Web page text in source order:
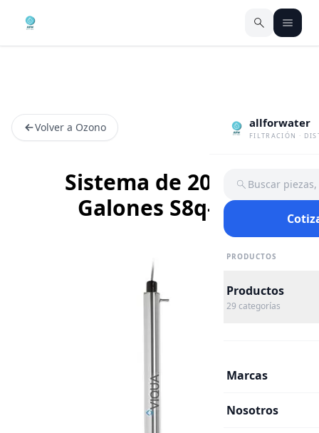
allforwater
FILTRACIÓN ·
Buscar
PRODUCTOS
Productos
29 categorías
Marcas
Nosotros
Volver a Ozono
Sistema de 20.000
Galones S8q-Oz